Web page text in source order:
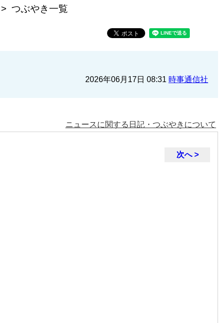
つぶやき一覧
2026年06月17日 08:31 時事通信社
ニュースに関する日記・つぶやきについて
次へ >